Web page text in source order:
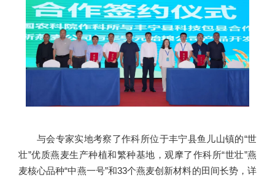
与会专家实地考察了作科所位于丰宁县鱼儿山镇的“世
壮”优质燕麦生产种植和繁种基地，观摩了作科所“世壮”燕
麦核心品种“中燕一号”和33个燕麦创新材料的田间长势，详